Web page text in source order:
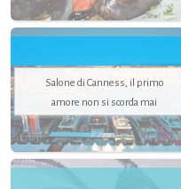
Salone di Canness, il primo
amore non si scorda mai